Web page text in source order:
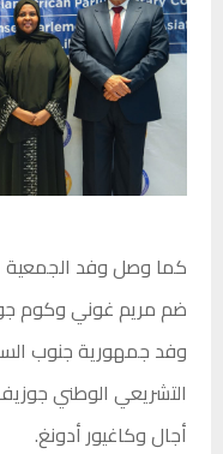
كما وصل وفد الجمعية
ضم مريم غوني وكوم
وفد جمهورية جنوب
التشريعي الوطني
أجال وكاغيور أدونغ.